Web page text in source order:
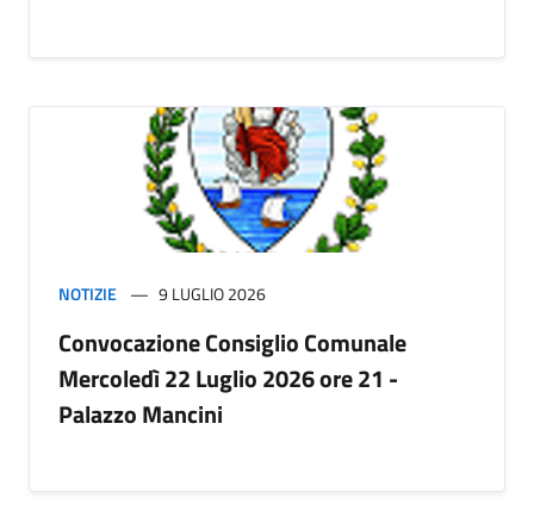
NOTIZIE 9 LUGLIO 2026
Convocazione Consiglio Comunale
Mercoledì 22 Luglio 2026 ore 21 -
Palazzo Mancini